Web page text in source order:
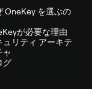
OneKey を選ぶの
が必要な理由
ュリティ アーキテ
ャ
グ